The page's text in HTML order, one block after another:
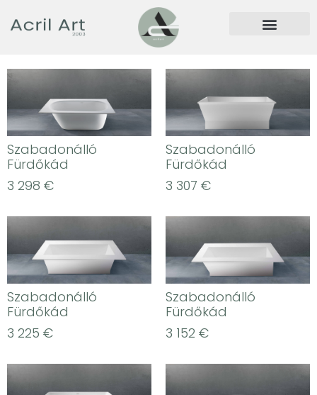
Szabadonálló
Fürdőkád
3 298 €
Szabadonálló
Fürdőkád
3 307 €
Szabadonálló
Fürdőkád
3 225 €
Szabadonálló
Fürdőkád
3 152 €